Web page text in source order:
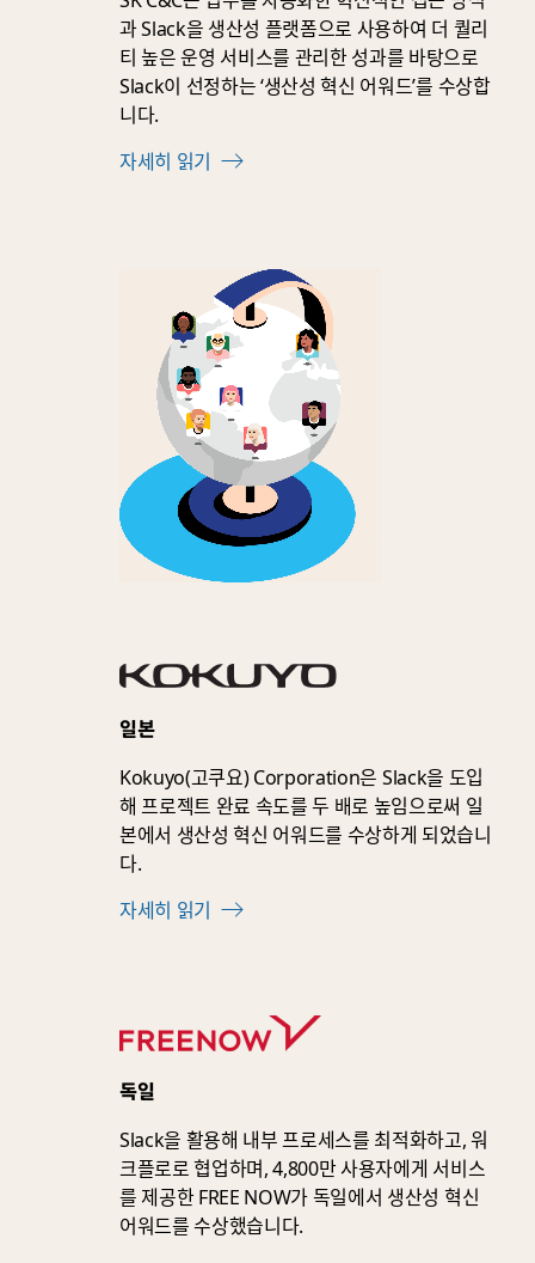
과 Slack을 생산성 플랫폼으로 사용하여 더 퀄리
티 높은 운영 서비스를 관리한 성과를 바탕으로
Slack이 선정하는 ‘생산성 혁신 어워드’를 수상합
니다.
자세히 읽기
일본
Kokuyo(고쿠요) Corporation은 Slack을 도입
해 프로젝트 완료 속도를 두 배로 높임으로써 일
본에서 생산성 혁신 어워드를 수상하게 되었습니
다.
자세히 읽기
독일
Slack을 활용해 내부 프로세스를 최적화하고, 워
크플로로 협업하며, 4,800만 사용자에게 서비스
를 제공한 FREE NOW가 독일에서 생산성 혁신
어워드를 수상했습니다.